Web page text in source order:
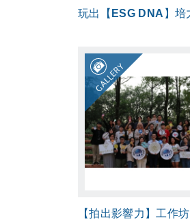
GALLERY
【拍出影響力】工作坊